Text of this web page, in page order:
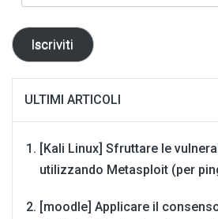
Iscriviti
ULTIMI ARTICOLI
[Kali Linux] Sfruttare le
utilizzando Metasploit (per
[moodle] Applicare il